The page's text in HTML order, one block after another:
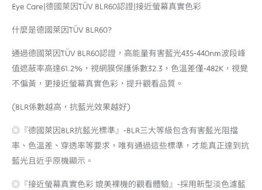
Eye Care|德國萊因TÜV BLR60認證|接近螢幕真實色彩
什麼是德國萊因TÜV BLR60?
通過德國萊因TÜV BLR60認證，高能量有害藍光435-440nm波段峰
值遮蔽率高達61.2%，視網膜保護係數32.3，色溫差僅-482K，視覺
不偏黃，更接近螢幕真實色彩，提升觀看品質。
(BLR係數越高，抗藍光效果越好)
◎『德國萊因BLR抗藍光標準』-BLR三大等級包含有害藍光阻擋
率、色溫差、穿透率等要求，唯有通過這些標準，才能真正達到抗
藍光且近乎原機顯示。
◎『接近螢幕真實色彩 媲美裸機的觀看體驗』-採用新型淡色濾藍